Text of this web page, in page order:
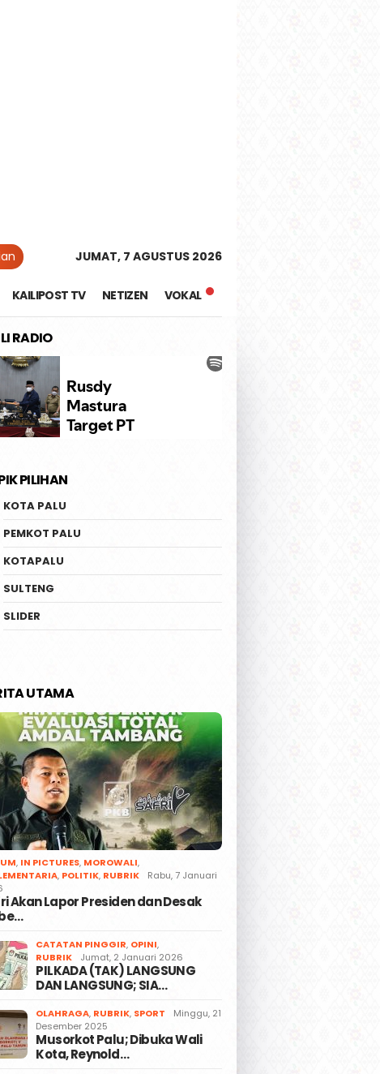
JUMAT, 7 AGUSTUS 2026
KAILIPOST TV NETIZEN VOKAL
RADIO
PILIHAN
KOTA PALU
PEMKOT PALU
KOTAPALU
SULTENG
SLIDER
UTAMA
, IN PICTURES, MOROWALI,
, POLITIK, RUBRIK
Rabu, 7 Januari
Akan Lapor Presiden dan Desak
CATATAN PINGGIR, OPINI,
RUBRIK
Jumat, 2 Januari 2026
PILKADA (TAK) LANGSUNG
DAN LANGSUNG; SIA…
OLAHRAGA, RUBRIK, SPORT
Minggu, 21
Desember 2025
Musorkot Palu; Dibuka Wali
Kota, Reynold…